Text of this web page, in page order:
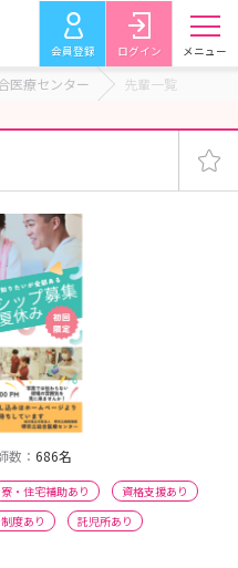
会員登録 ログイン メニュー
医療センター 先輩一覧
数： 686名
寮・住宅補助あり
資格支援あり
度あり
託児所あり